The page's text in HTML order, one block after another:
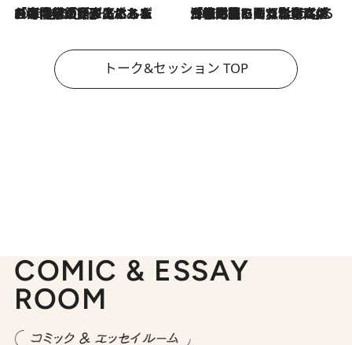
2026.8.3
「今後値上げがあるとすれば…」「リスクがあるのは今年の冬」エネルギー専門家が語る、ホルムズ海峡封鎖が家庭にもたらす“ある心配” 2026.8.3
「住宅建てられない…」「サーチャージ料の高値が続いている」ホルムズ海峡封鎖による影響はいつまで続く？《エネルギー専門家に聞く“どうなる日本の暮らし”》
トーク&セッション TOP
COMIC & ESSAY
ROOM